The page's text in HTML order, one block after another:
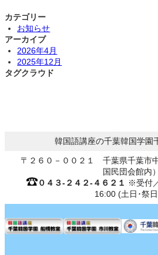
カテゴリー
お知らせ
アーカイブ
2026年4月
2025年12月
タグクラウド
韓国語講座の千葉韓国学園
〒２６０－００２１ 千葉県千葉市
国民団会館内）
０４３-２４２-４６２１ ※受付
16:00 (土日･祭